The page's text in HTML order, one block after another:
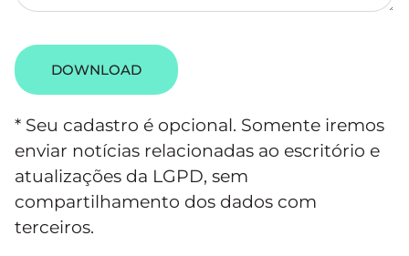
DOWNLOAD
* Seu cadastro é opcional. Somente iremos
enviar notícias relacionadas ao escritório e
atualizações da LGPD, sem
compartilhamento dos dados com
terceiros.